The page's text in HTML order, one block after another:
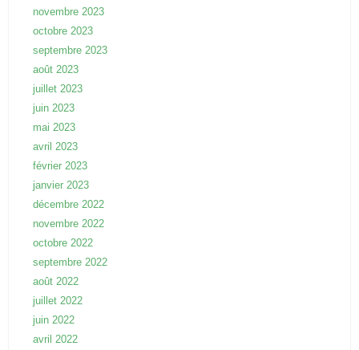
novembre 2023
octobre 2023
septembre 2023
août 2023
juillet 2023
juin 2023
mai 2023
avril 2023
février 2023
janvier 2023
décembre 2022
novembre 2022
octobre 2022
septembre 2022
août 2022
juillet 2022
juin 2022
avril 2022